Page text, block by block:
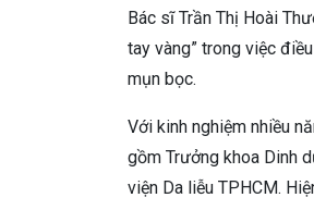
Bác sĩ Trần Thị Hoài
tay vàng” trong việc
mụn bọc.
Với kinh nghiệm nhiều
gồm Trưởng khoa Dinh
viện Da liễu TPHCM.